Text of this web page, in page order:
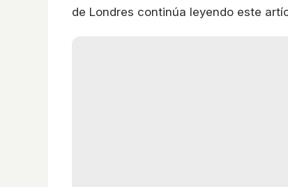
de Londres continúa leyendo este